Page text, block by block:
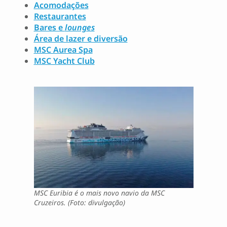
Acomodações
Restaurantes
Bares elounges
Área de lazer e diversão
MSC Aurea Spa
MSC Yacht Club
MSC Euribia é o mais novo navio da MSC
Cruzeiros. (Foto: divulgação)